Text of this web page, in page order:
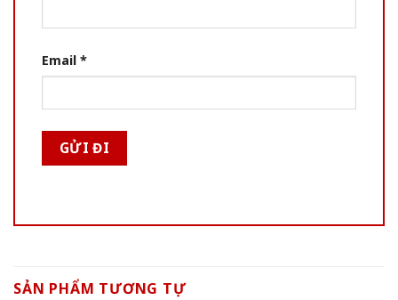
Email *
SẢN PHẨM TƯƠNG TỰ